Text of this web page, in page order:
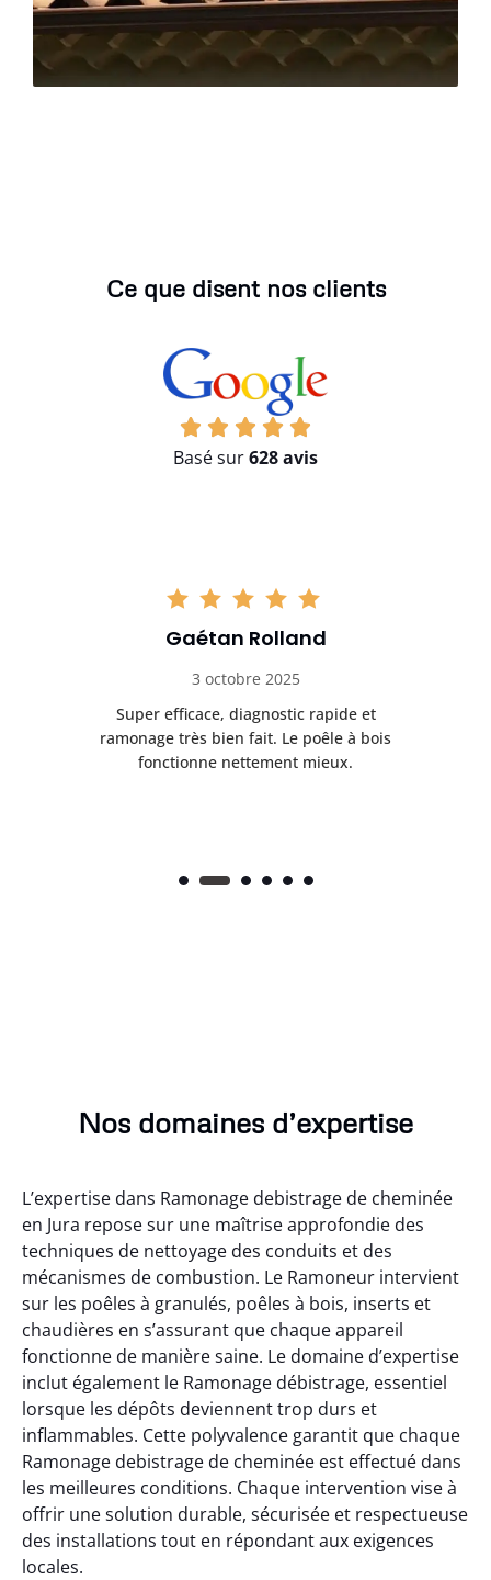
Ce que disent nos clients
Basé sur628 avis
Gaétan Rolland
3 octobre 2025
Super efficace, diagnostic rapide et
ramonage très bien fait. Le poêle à bois
fonctionne nettement mieux.
Nos domaines d’expertise
L’expertise dans Ramonage debistrage de cheminée
en Jura repose sur une maîtrise approfondie des
techniques de nettoyage des conduits et des
mécanismes de combustion. Le Ramoneur intervient
sur les poêles à granulés, poêles à bois, inserts et
chaudières en s’assurant que chaque appareil
fonctionne de manière saine. Le domaine d’expertise
inclut également le Ramonage débistrage, essentiel
lorsque les dépôts deviennent trop durs et
inflammables. Cette polyvalence garantit que chaque
Ramonage debistrage de cheminée est effectué dans
les meilleures conditions. Chaque intervention vise à
offrir une solution durable, sécurisée et respectueuse
des installations tout en répondant aux exigences
locales.